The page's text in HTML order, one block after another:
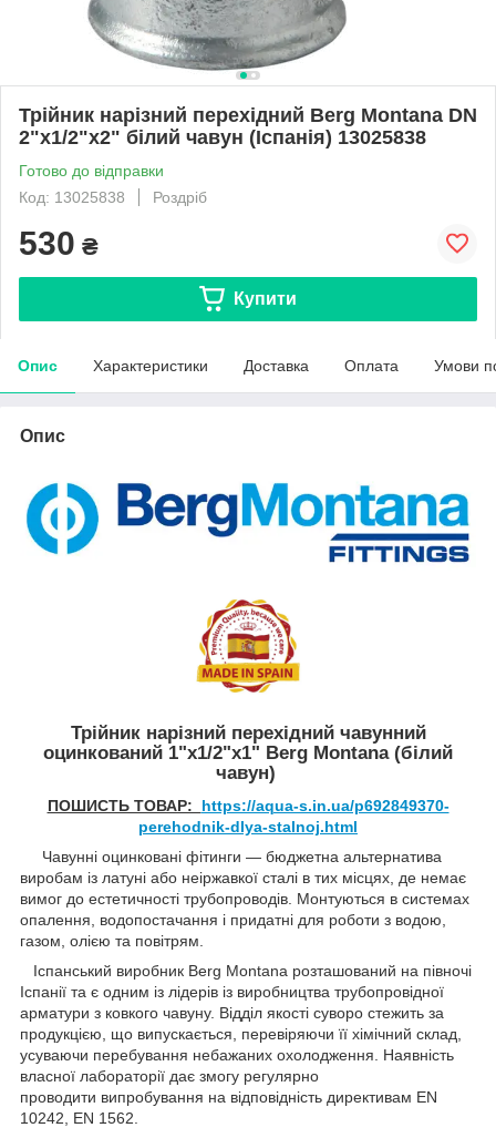
Трійник нарізний перехідний Berg Montana DN
2"x1/2"x2" білий чавун (Іспанія) 13025838
Готово до відправки
Код: 13025838
Роздріб
530 ₴
Купити
Опис Характеристики Доставка Оплата Умови
Опис
Трійник нарізний перехідний чавунний
оцинкований 1"x1/2"x1" Berg Montana (білий
чавун)
ПОШИСТЬ ТОВАР: https://aqua-s.in.ua/p692849370-
perehodnik-dlya-stalnoj.html
Чавунні оцинковані фітинги — бюджетна альтернатива
виробам із латуні або неіржавкої сталі в тих місцях, де немає
вимог до естетичності трубопроводів. Монтуються в системах
опалення, водопостачання і придатні для роботи з водою,
газом, олією та повітрям.
Іспанський виробник Berg Montana розташований на півночі
Іспанії та є одним із лідерів із виробництва трубопровідної
арматури з ковкого чавуну. Відділ якості суворо стежить за
продукцією, що випускається, перевіряючи її хімічний склад,
усуваючи перебування небажаних охолодження. Наявність
власної лабораторії дає змогу регулярно
проводити випробування на відповідність директивам EN
10242, EN 1562.